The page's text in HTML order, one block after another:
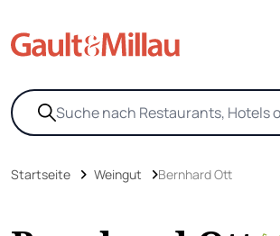
Startseite Weingut Bernhard Ott